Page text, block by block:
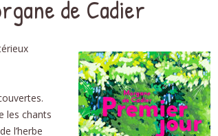
de Cadier
les chants
l’herbe